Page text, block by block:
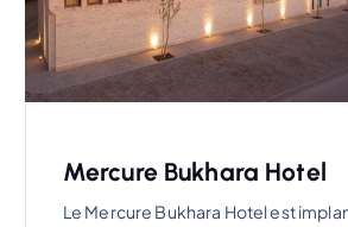
Mercure Bukhara Hotel
Le Mercure Bukhara Hotel est